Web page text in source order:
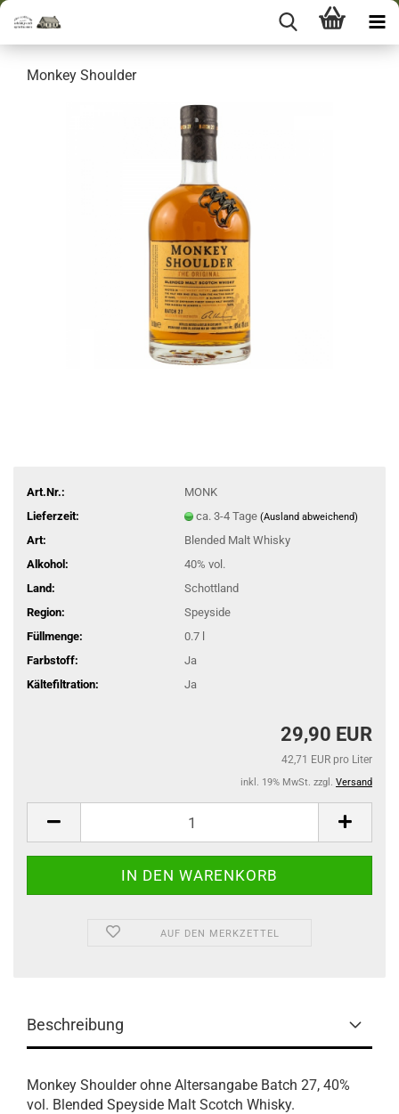
Monkey Shoulder
Art.Nr.:
MONK
Lieferzeit:
ca. 3-4 Tage (Ausland abweichend)
Art:
Blended Malt Whisky
Alkohol:
40% vol.
Land:
Schottland
Region:
Speyside
Füllmenge:
0.7 l
Farbstoff:
Ja
Kältefiltration:
Ja
29,90 EUR
42,71 EUR pro Liter
inkl. 19% MwSt. zzgl. Versand
AUF DEN MERKZETTEL
Beschreibung
Monkey Shoulder ohne Altersangabe Batch 27, 40%
vol. Blended Speyside Malt Scotch Whisky.